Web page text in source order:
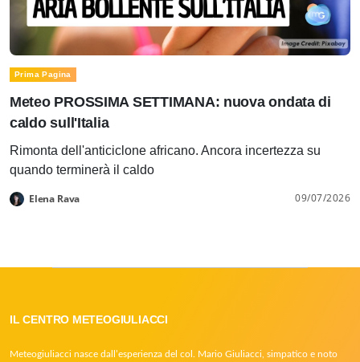
Prima Pagina
Meteo PROSSIMA SETTIMANA: nuova ondata di
caldo sull'Italia
Rimonta dell'anticiclone africano. Ancora incertezza su
quando terminerà il caldo
Elena Rava 09/07/2026
IL CENTRO METEOGIULIACCI
Meteogiuliacci nasce dall’esperienza del col. Mario Giuliacci, simpatico e noto